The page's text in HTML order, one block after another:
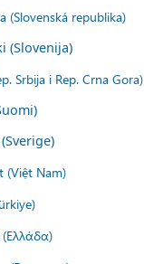
(Slovenská republika)
(Slovenija)
Srbija i Rep. Crna Gora)
(Việt Nam)
(Ελλάδα)